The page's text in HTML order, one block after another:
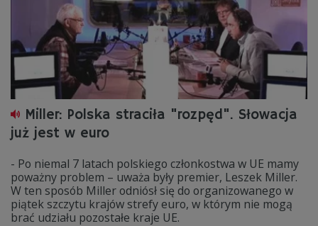
Miller: Polska straciła "rozpęd". Słowacja
już jest w euro
- Po niemal 7 latach polskiego członkostwa w UE mamy
poważny problem – uważa były premier, Leszek Miller.
W ten sposób Miller odniósł się do organizowanego w
piątek szczytu krajów strefy euro, w którym nie mogą
brać udziału pozostałe kraje UE.